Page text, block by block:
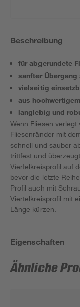
Beschreibung
für abgerundete
sanfter Übergang
vielseitig
aus
langlebig und
Wenn Fliesen
Fliesenränder mit
schnell und sauber
trittfest und
Viertelkreisprofil auf
bevor die letzte
Profil auch mit
Viertelkreisprofil mit
Länge kürzen.
Eigenschaften
Ähnliche